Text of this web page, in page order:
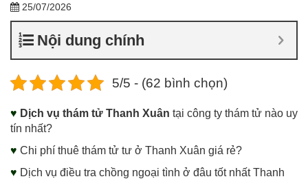
25/07/2026
Nội dung chính
5/5 - (62 bình chọn)
♥ Dịch vụ thám tử Thanh Xuân tại công ty thám tử nào uy
tín nhất?
♥ Chi phí thuê thám tử tư ở Thanh Xuân giá rẻ?
♥ Dịch vụ điều tra chồng ngoại tình ở đâu tốt nhất Thanh